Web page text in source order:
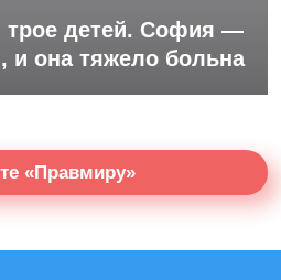
детей. София —
и она тяжело больна
«Правмиру»